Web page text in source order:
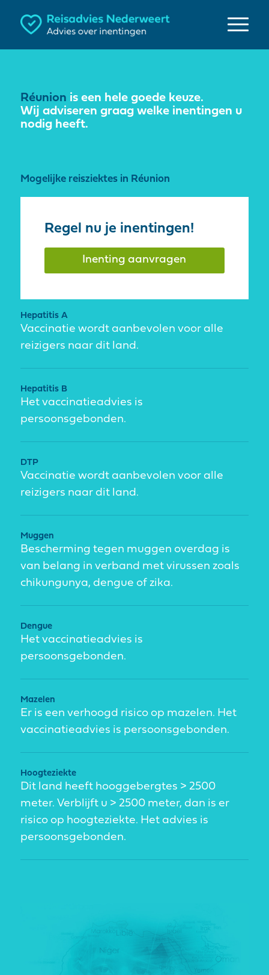
Réunion is een hele goede keuze.
Wij adviseren graag welke inentingen u
nodig heeft.
Mogelijke reisziektes in Réunion
Regel nu je inentingen!
Inenting aanvragen
Hepatitis A
Vaccinatie wordt aanbevolen voor alle
reizigers naar dit land.
Hepatitis B
Het vaccinatieadvies is
persoonsgebonden.
DTP
Vaccinatie wordt aanbevolen voor alle
reizigers naar dit land.
Muggen
Bescherming tegen muggen overdag is
van belang in verband met virussen zoals
chikungunya, dengue of zika.
Dengue
Het vaccinatieadvies is
persoonsgebonden.
Mazelen
Er is een verhoogd risico op mazelen. Het
vaccinatieadvies is persoonsgebonden.
Hoogteziekte
Dit land heeft hooggebergtes > 2500
meter. Verblijft u > 2500 meter, dan is er
risico op hoogteziekte. Het advies is
persoonsgebonden.